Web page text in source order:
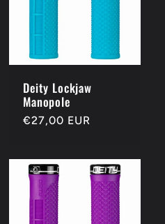
Deity Lockjaw
Manopole
Prezzo
€27,00 EUR